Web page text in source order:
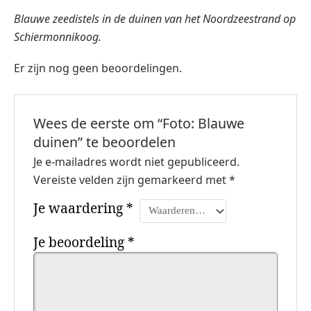
Blauwe zeedistels in de duinenvan het Noordzeestrand op
Schiermonnikoog.
Er zijn nog geen beoordelingen.
Wees de eerste om “Foto: Blauwe
duinen” te beoordelen
Je e-mailadres wordt niet gepubliceerd.
Vereiste velden zijn gemarkeerd met*
Je waardering *
Je beoordeling *